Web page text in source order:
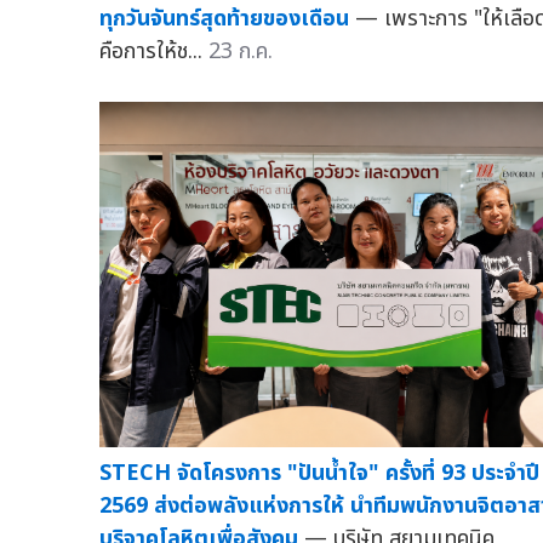
ทุกวันจันทร์สุดท้ายของเดือน — เพราะการ "ให้เลื
คือการให้ช... 23 ก.ค.
STECH จัดโครงการ "ปันน้ำใจ" ครั้งที่ 93 ประจำปี
2569 ส่งต่อพลังแห่งการให้ นำทีมพนักงานจิตอา